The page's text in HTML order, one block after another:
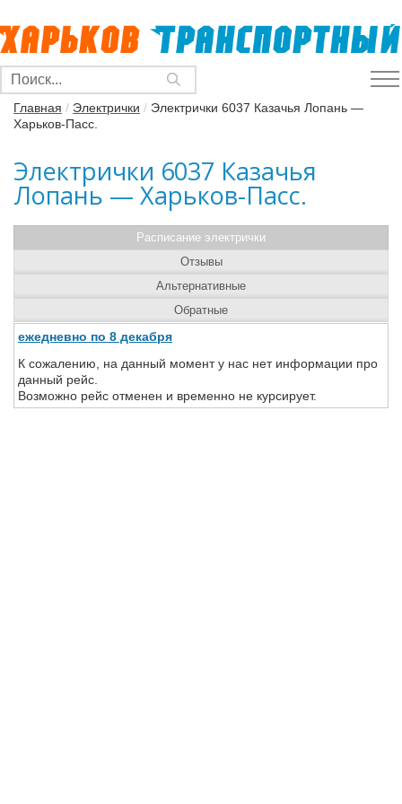
Главная / Электрички / Электрички 6037 Казачья Лопань —
Харьков-Пасс.
Электрички 6037 Казачья
Лопань — Харьков-Пасс.
Расписание электрички
ежедневно по 8 декабря
К сожалению, на данный момент у нас нет информации про
данный рейс.
Возможно рейс отменен и временно не курсирует.
Отзывы
Альтернативные
Обратные